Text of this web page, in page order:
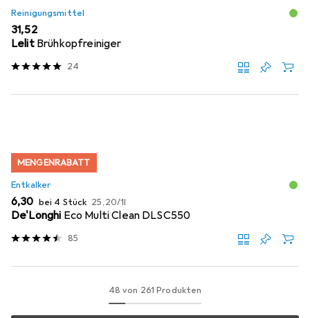
Reinigungsmittel
EUR
31,52
Lelit Brühkopfreiniger
24
MENGENRABATT
Entkalker
EUR
6,30 bei 4 Stück EUR
25,20/1l
De'Longhi Eco Multi Clean DLSC550
85
48 von 261 Produkten